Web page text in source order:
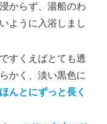
からず、湯船のわ
ように入浴しまし
すくえばとても透
かく、淡い黒色に
んとにずっと長く